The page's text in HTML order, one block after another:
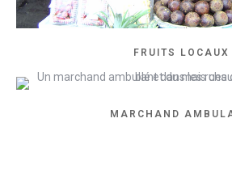
FRUITS LOCAUX
MARCHAND